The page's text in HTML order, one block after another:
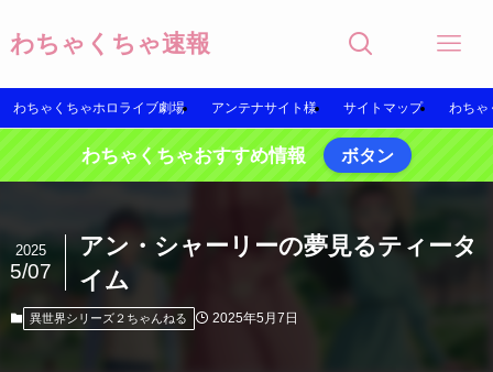
わちゃくちゃ速報
わちゃくちゃホロライブ劇場 アンテナサイト様 サイトマップ わちゃ
わちゃくちゃおすすめ情報 ボタン
アン・シャーリーの夢見るティータ
イム
2025
5/07
異世界シリーズ２ちゃんねる 2025年5月7日